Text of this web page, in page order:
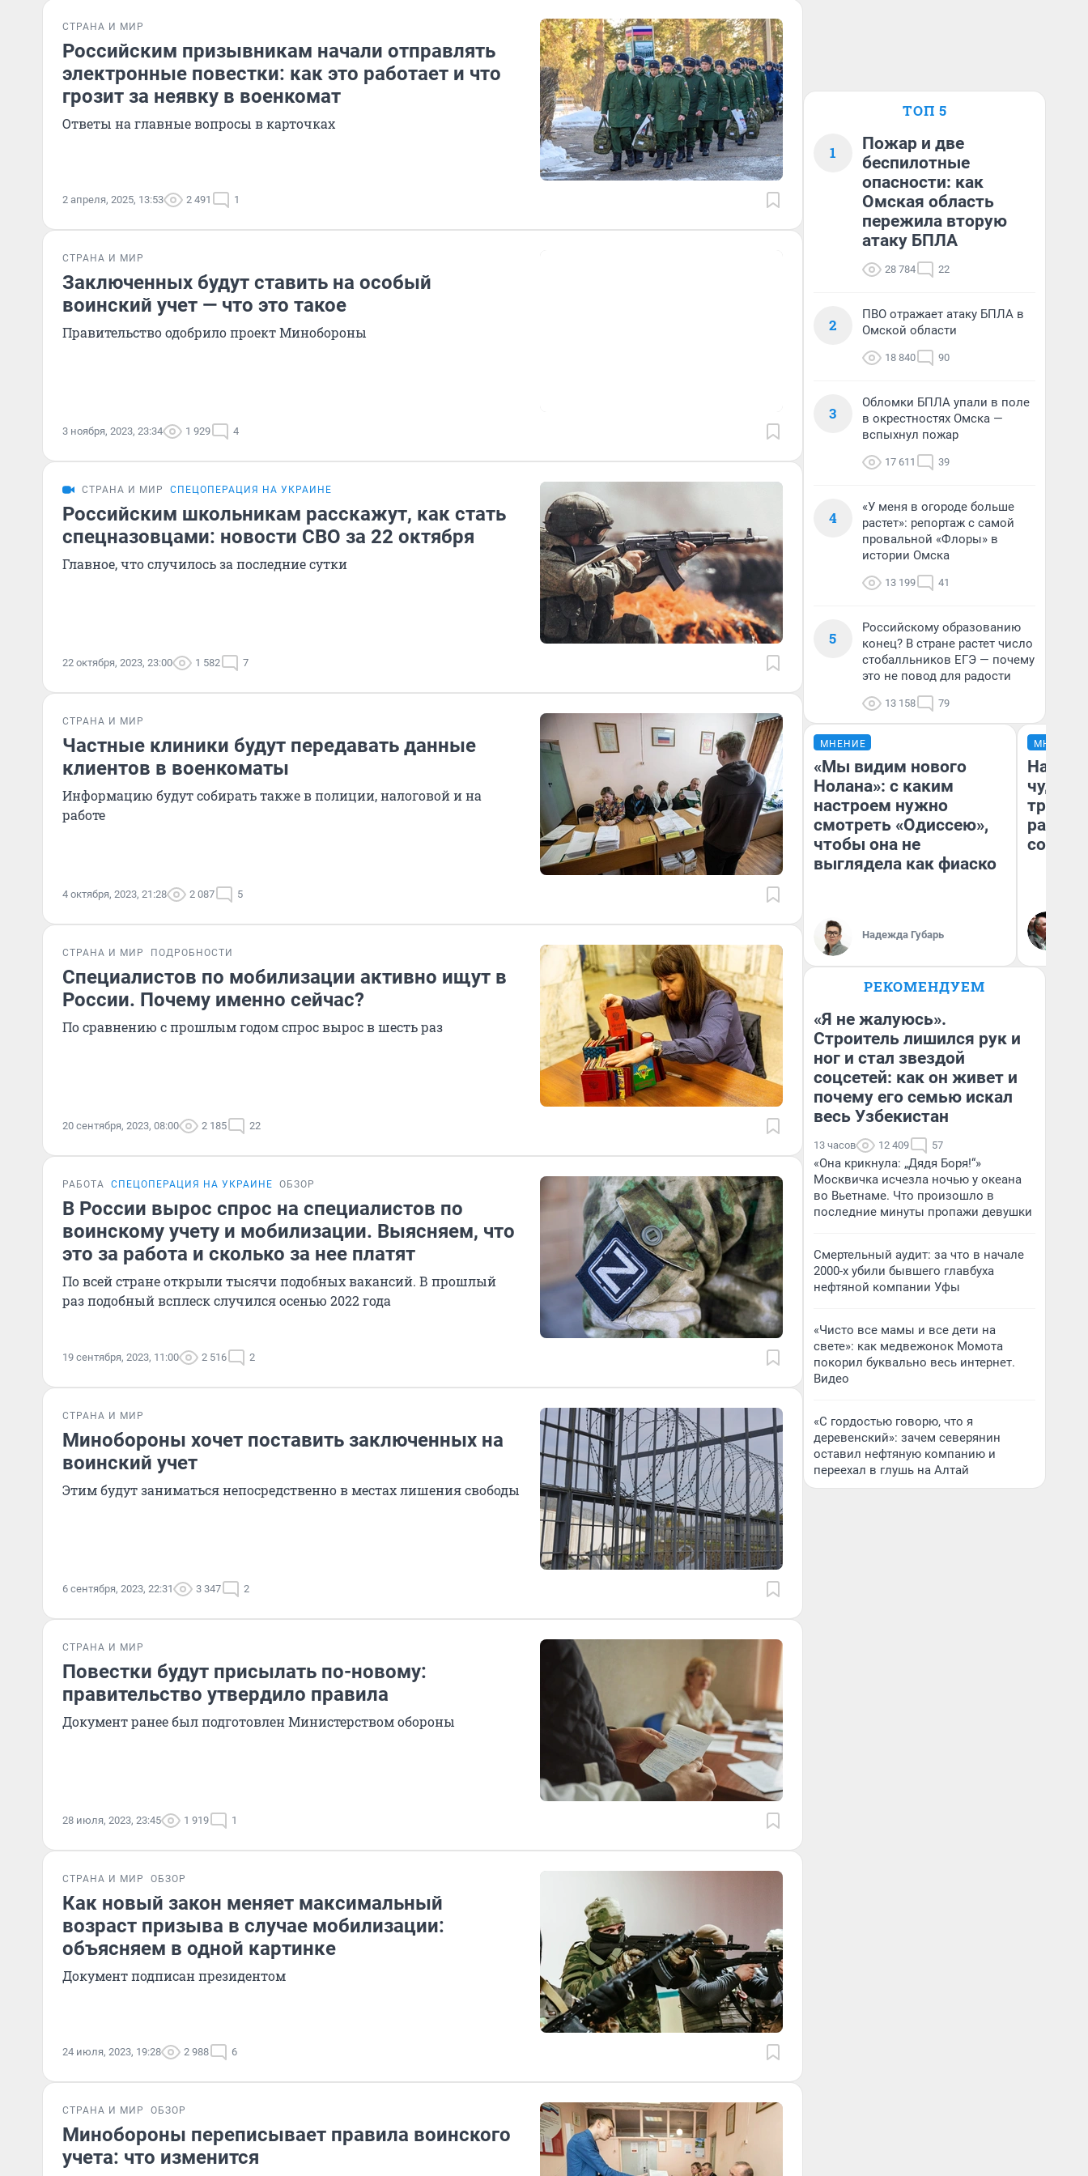
СТРАНА И МИР
Российским призывникам начали отправлять
электронные повестки: как это работает и что
грозит за неявку в военкомат
Ответы на главные вопросы в карточках
2 апреля, 2025, 13:53 2 491 1
СТРАНА И МИР
Заключенных будут ставить на особый
воинский учет — что это такое
Правительство одобрило проект Минобороны
3 ноября, 2023, 23:34 1 929 4
СТРАНА И МИР СПЕЦОПЕРАЦИЯ НА УКРАИНЕ
Российским школьникам расскажут, как стать
спецназовцами: новости СВО за 22 октября
Главное, что случилось за последние сутки
22 октября, 2023, 23:00 1 582 7
СТРАНА И МИР
Частные клиники будут передавать данные
клиентов в военкоматы
Информацию будут собирать также в полиции, налоговой и на
работе
4 октября, 2023, 21:28 2 087 5
СТРАНА И МИР ПОДРОБНОСТИ
Специалистов по мобилизации активно ищут в
России. Почему именно сейчас?
По сравнению с прошлым годом спрос вырос в шесть раз
20 сентября, 2023, 08:00 2 185 22
РАБОТА СПЕЦОПЕРАЦИЯ НА УКРАИНЕ ОБЗОР
В России вырос спрос на специалистов по
воинскому учету и мобилизации. Выясняем, что
это за работа и сколько за нее платят
По всей стране открыли тысячи подобных вакансий. В прошлый
раз подобный всплеск случился осенью 2022 года
19 сентября, 2023, 11:00 2 516 2
СТРАНА И МИР
Минобороны хочет поставить заключенных на
воинский учет
Этим будут заниматься непосредственно в местах лишения свободы
6 сентября, 2023, 22:31 3 347 2
СТРАНА И МИР
Повестки будут присылать по-новому:
правительство утвердило правила
Документ ранее был подготовлен Министерством обороны
28 июля, 2023, 23:45 1 919 1
СТРАНА И МИР ОБЗОР
Как новый закон меняет максимальный
возраст призыва в случае мобилизации:
объясняем в одной картинке
Документ подписан президентом
24 июля, 2023, 19:28 2 988 6
СТРАНА И МИР ОБЗОР
Минобороны переписывает правила воинского
учета: что изменится
ТОП 5
1
Пожар и две
беспилотные
опасности: как
Омская область
пережила вторую
атаку БПЛА
28 784 22
2
ПВО отражает атаку БПЛА в
Омской области
18 840 90
3
Обломки БПЛА упали в поле
в окрестностях Омска —
вспыхнул пожар
17 611 39
4
«У меня в огороде больше
растет»: репортаж с самой
провальной «Флоры» в
истории Омска
13 199 41
5
Российскому образованию
конец? В стране растет число
стобалльников ЕГЭ — почему
это не повод для радости
13 158 79
МНЕНИЕ
«Мы видим нового
Нолана»: с каким
настроем нужно
смотреть «Одиссею»,
чтобы она не
выглядела как фиаско
Надежда Губарь
МНЕНИЕ
чудом
РЕКОМЕНДУЕМ
«Я не жалуюсь».
Строитель лишился рук и
ног и стал звездой
соцсетей: как он живет и
почему его семью искал
весь Узбекистан
13 часов 12 409 57
«Она крикнула: „Дядя Боря!“»
Москвичка исчезла ночью у океана
во Вьетнаме. Что произошло в
последние минуты пропажи девушки
Смертельный аудит: за что в начале
2000-х убили бывшего главбуха
нефтяной компании Уфы
«Чисто все мамы и все дети на
свете»: как медвежонок Момота
покорил буквально весь интернет.
Видео
«С гордостью говорю, что я
деревенский»: зачем северянин
оставил нефтяную компанию и
переехал в глушь на Алтай